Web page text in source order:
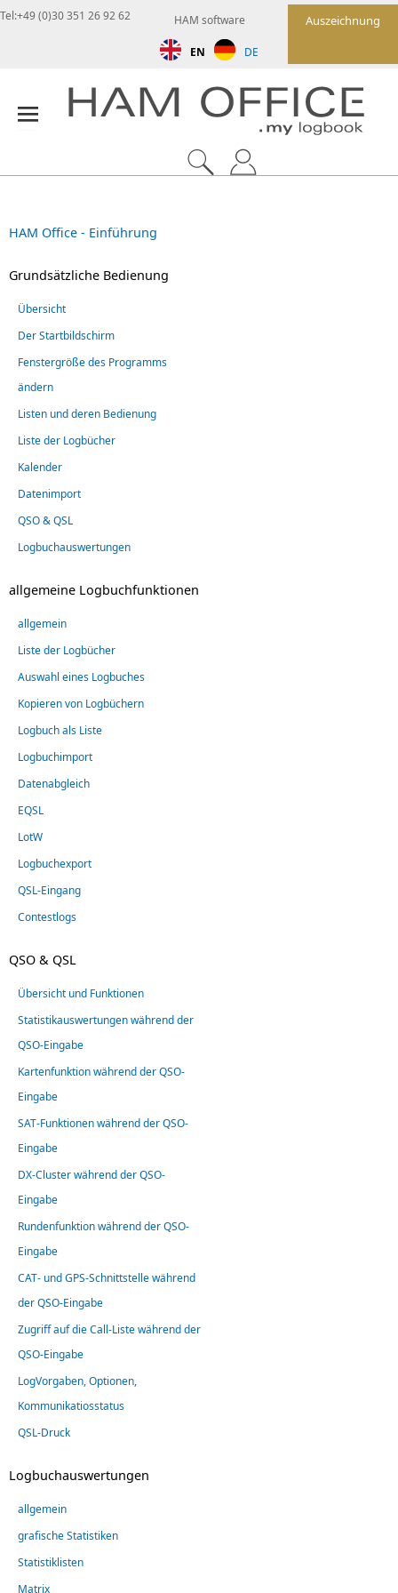
Auszeichnung
HAM software
EN DE
Tel:+49 (0)30 351 26 92 62
HAM Office - Einführung
Grundsätzliche Bedienung
Übersicht
Der Startbildschirm
Fenstergröße des Programms
ändern
Listen und deren Bedienung
Liste der Logbücher
Kalender
Datenimport
QSO & QSL
Logbuchauswertungen
allgemeine Logbuchfunktionen
allgemein
Liste der Logbücher
Auswahl eines Logbuches
Kopieren von Logbüchern
Logbuch als Liste
Logbuchimport
Datenabgleich
EQSL
LotW
Logbuchexport
QSL-Eingang
Contestlogs
QSO & QSL
Übersicht und Funktionen
Statistikauswertungen während der
QSO-Eingabe
Kartenfunktion während der QSO-
Eingabe
SAT-Funktionen während der QSO-
Eingabe
DX-Cluster während der QSO-
Eingabe
Rundenfunktion während der QSO-
Eingabe
CAT- und GPS-Schnittstelle während
der QSO-Eingabe
Zugriff auf die Call-Liste während der
QSO-Eingabe
LogVorgaben, Optionen,
Kommunikatiosstatus
QSL-Druck
Logbuchauswertungen
allgemein
grafische Statistiken
Statistiklisten
Matrix